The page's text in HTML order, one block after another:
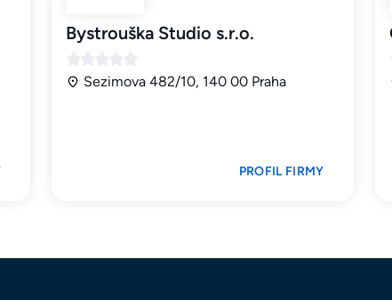
Bystrouška Studio s.r.o.
Sezimova 482/10, 140 00 Praha
PROFIL FIRMY